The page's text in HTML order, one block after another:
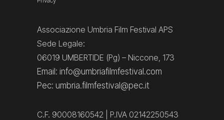
Associazione Umbria Film Festival APS
Sede Legale:
06019 UMBERTIDE (Pg) – Niccone, 173
Email: info@umbriafilmfestival.com
Pec: umbria.filmfestival@pec.it
C.F. 90008160542 | P.IVA 02142250543